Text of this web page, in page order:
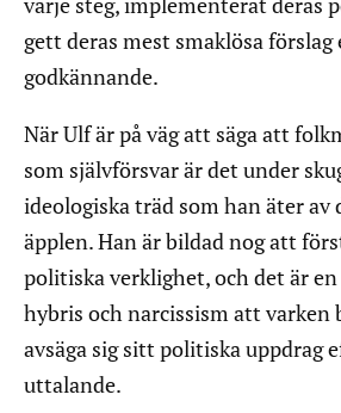
gett deras mest smaklösa
godkännande.
När Ulf är på väg att säga att
som självförsvar är det under
ideologiska träd som han äter av
äpplen. Han är bildad nog att
politiska verklighet, och det är en
hybris och narcissism att varken
avsäga sig sitt politiska uppdrag
uttalande.